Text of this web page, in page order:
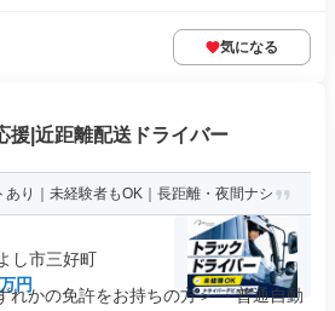
気になる
援|近距離配送ドライバー
り｜未経験者もOK｜長距離・夜間ナシ
し市三好町
円
れかの免許をお持ちの方＞ ・普通自動